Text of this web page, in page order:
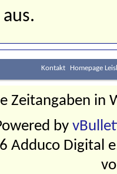
aus.
Kontakt Homepage
Zeitangaben in
by
Adduco Digital